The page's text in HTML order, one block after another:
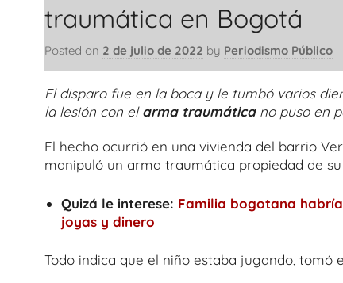
traumática en Bogotá
Posted on 2 de julio de 2022 by Periodismo Público
El disparo fue en la boca y le tumbó varios
la lesión con elarma traumáticano puso en
El hecho ocurrió en una vivienda del barrio
manipuló un arma traumática propiedad de
Quizá le interese: Familia bogotana
joyas y dinero
Todo indica que el niño estaba jugando,